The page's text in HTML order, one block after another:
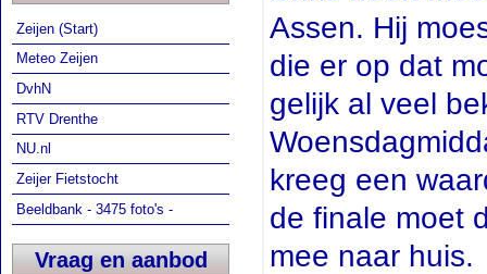
Zeijen (Start)
Meteo Zeijen
DvhN
RTV Drenthe
NU.nl
Zeijer Fietstocht
Beeldbank - 3475 foto's -
Vraag en aanbod
Assen. Hij
die er op dat
gelijk al veel
kreeg een
de finale moet
mee naar huis.